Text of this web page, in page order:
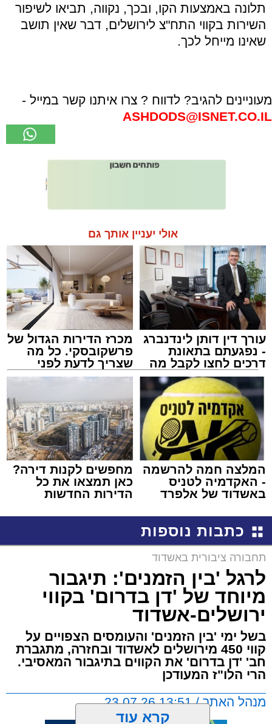
תלונה באמצעות הקו, ובכך, נקווה, תביאו לשיפור
השירות בקווי התח"צ לירושלים, דבר שאין תושב
שאינו מייחל לכך.
מעוניינים להגיב? לדווח ? צרו איתנו קשר במייל -
ASHDODS@ISNET.CO.IL
אולי יעניין אותך גם
עורך דין דותן לינדנברג
- נפגעתם בתאונת
דרכים לחצו לקבל מה
שמגיע לכם
מכרז הדירות הגדול של
פרשקובסקי. כל מה
שצריך לדעת לפני
שמגישים הצעה לדירה
המלצה חמה להרשמה
- האקדמיה לטניס
באשדוד של אלפרד
מחפשים לקנות דירה?
כאן תמצאו את כל
הדירות החדשות
כתבות נוספות
תחבורה ציבורית באשדוד
לרגל 'בין הזמנים': תיגבור
מיוחד של 'דן בדרום' בקווי
ירושלים-אשדוד
בשל ימי 'בין הזמנים' והעומסים הצפויים על
קווי 450 מירושלים לאשדוד ובחזרה, מתגברת
חב' 'דן בדרום' את הקווים בתיגבור המאסיבי.
הרי הלו"ז המעודכן
מנהל האתר / 13:51 23.07.26
קרא עוד